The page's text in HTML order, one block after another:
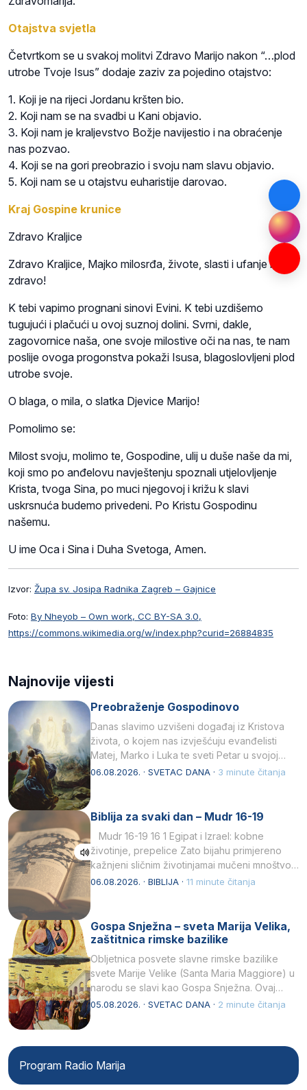
Otajstva svjetla
Četvrtkom se u svakoj molitvi Zdravo Marijo nakon “…plod
utrobe Tvoje Isus” dodaje zaziv za pojedino otajstvo:
1. Koji je na rijeci Jordanu kršten bio.
2. Koji nam se na svadbi u Kani objavio.
3. Koji nam je kraljevstvo Božje navijestio i na obraćenje
nas pozvao.
4. Koji se na gori preobrazio i svoju nam slavu objavio.
5. Koji nam se u otajstvu euharistije darovao.
Kraj Gospine krunice
Zdravo Kraljice
Zdravo Kraljice, Majko milosrđa, živote, slasti i ufanje naše,
zdravo!
K tebi vapimo prognani sinovi Evini. K tebi uzdišemo
tugujući i plačući u ovoj suznoj dolini. Svrni, dakle,
zagovornice naša, one svoje milostive oči na nas, te nam
poslije ovoga progonstva pokaži Isusa, blagoslovljeni plod
utrobe svoje.
O blaga, o mila, o slatka Djevice Marijo!
Pomolimo se:
Milost svoju, molimo te, Gospodine, ulij u duše naše da mi,
koji smo po anđelovu navještenju spoznali utjelovljenje
Krista, tvoga Sina, po muci njegovoj i križu k slavi
uskrsnuća budemo privedeni. Po Kristu Gospodinu
našemu.
U ime Oca i Sina i Duha Svetoga, Amen.
Izvor: Župa sv. Josipa Radnika Zagreb – Gajnice
Foto: By Nheyob – Own work, CC BY-SA 3.0,
https://commons.wikimedia.org/w/index.php?curid=26884835
Najnovije vijesti
Preobraženje Gospodinovo
Danas slavimo uzvišeni događaj iz Kristova
života, o kojem nas izvješćuju evanđelisti
Matej, Marko i Luka te sveti Petar u svojoj
drugoj…
06.08.2026. · SVETAC DANA · 3 minute čitanja
Biblija za svaki dan – Mudr 16-19
Mudr 16-19 16 1 Egipat i Izrael: kobne
životinje, prepelice Zato bijahu primjereno
kažnjeni sličnim životinjamai mučeni mnoštvom
kukaca.2 A narod…
06.08.2026. · BIBLIJA · 11 minute čitanja
Gospa Snježna – sveta Marija Velika,
zaštitnica rimske bazilike
Obljetnica posvete slavne rimske bazilike
svete Marije Velike (Santa Maria Maggiore) u
narodu se slavi kao Gospa Snježna. Ovaj
naziv, Sancta Maria…
05.08.2026. · SVETAC DANA · 2 minute čitanja
Program Radio Marija